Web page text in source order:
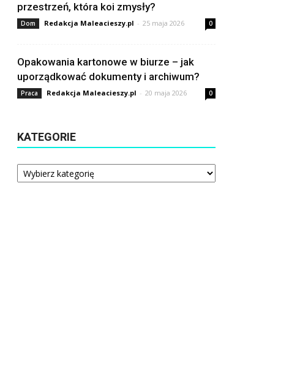
przestrzeń, która koi zmysły?
Dom Redakcja Maleacieszy.pl - 25 maja 2026 0
Opakowania kartonowe w biurze – jak
uporządkować dokumenty i archiwum?
Praca Redakcja Maleacieszy.pl - 20 maja 2026 0
KATEGORIE
Kategorie